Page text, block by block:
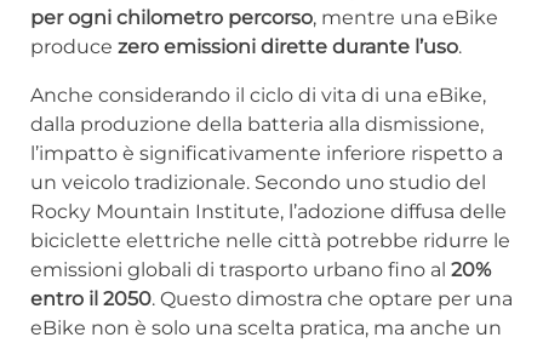
per ogni chilometro percorso, mentre una eBike
produce zero emissioni dirette durante l’uso.
Anche considerando il ciclo di vita di una eBike,
dalla produzione della batteria alla dismissione,
l’impatto è significativamente inferiore rispetto a
un veicolo tradizionale. Secondo uno studio del
Rocky Mountain Institute, l’adozione diffusa delle
biciclette elettriche nelle città potrebbe ridurre le
emissioni globali di trasporto urbano fino al 20%
entro il 2050. Questo dimostra che optare per una
eBike non è solo una scelta pratica, ma anche un